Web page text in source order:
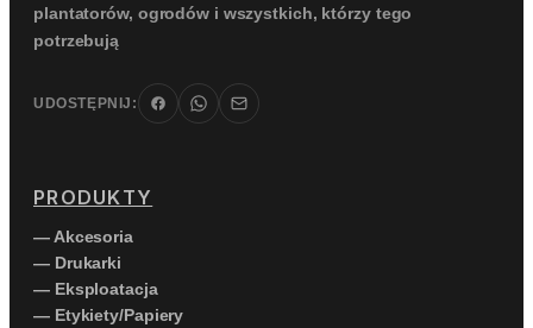
plantatorów, ogrodów i wszystkich, którzy tego
potrzebują
UDOSTĘPNIJ:
PRODUKTY
— Akcesoria
— Drukarki
— Eksploatacja
— Etykiety/Papiery